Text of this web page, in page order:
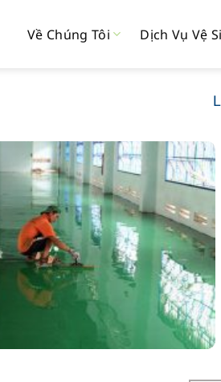
Về Chúng Tôi Dịch Vụ Vệ